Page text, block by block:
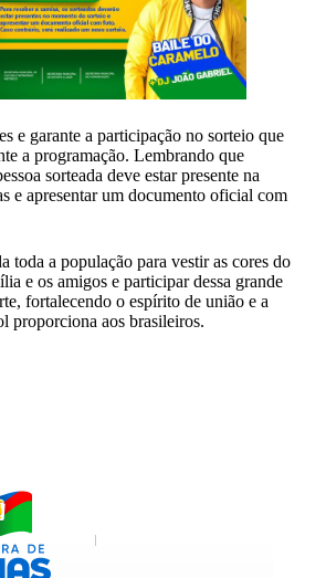
e garante a participação no sorteio que
a programação. Lembrando que
sorteada deve estar presente na
e apresentar um documento oficial com
toda a população para vestir as cores do
e os amigos e participar dessa grande
fortalecendo o espírito de união e a
proporciona aos brasileiros.